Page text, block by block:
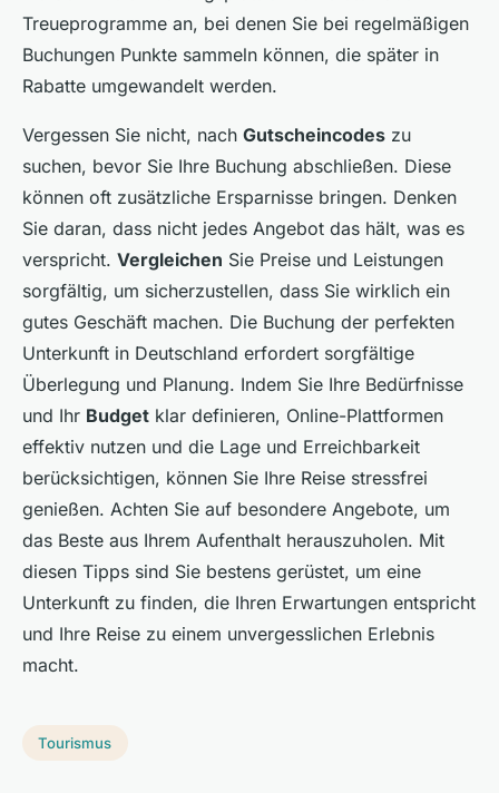
Treueprogramme an, bei denen Sie bei regelmäßigen
Buchungen Punkte sammeln können, die später in
Rabatte umgewandelt werden.
Vergessen Sie nicht, nach Gutscheincodes zu
suchen, bevor Sie Ihre Buchung abschließen. Diese
können oft zusätzliche Ersparnisse bringen. Denken
Sie daran, dass nicht jedes Angebot das hält, was es
verspricht. Vergleichen Sie Preise und Leistungen
sorgfältig, um sicherzustellen, dass Sie wirklich ein
gutes Geschäft machen. Die Buchung der perfekten
Unterkunft in Deutschland erfordert sorgfältige
Überlegung und Planung. Indem Sie Ihre Bedürfnisse
und Ihr Budget klar definieren, Online-Plattformen
effektiv nutzen und die Lage und Erreichbarkeit
berücksichtigen, können Sie Ihre Reise stressfrei
genießen. Achten Sie auf besondere Angebote, um
das Beste aus Ihrem Aufenthalt herauszuholen. Mit
diesen Tipps sind Sie bestens gerüstet, um eine
Unterkunft zu finden, die Ihren Erwartungen entspricht
und Ihre Reise zu einem unvergesslichen Erlebnis
macht.
Tourismus